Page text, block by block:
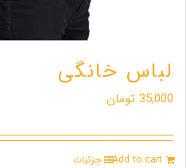
لباس خانگی
35,000 تومان
Add to cart جزئیات